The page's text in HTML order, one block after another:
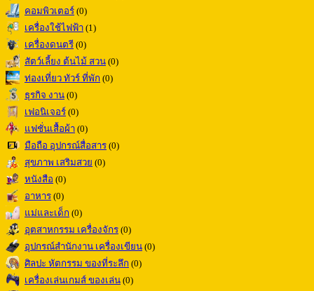
คอมพิวเตอร์ (0)
เครื่องใช้ไฟฟ้า (1)
เครื่องดนตรี (0)
สัตว์เลี้ยง ต้นไม้ สวน (0)
ท่องเที่ยว ทัวร์ ที่พัก (0)
ธุรกิจ งาน (0)
เฟอนิเจอร์ (0)
แฟชั่นเสื้อผ้า (0)
มือถือ อุปกรณ์สื่อสาร (0)
สุขภาพ เสริมสวย (0)
หนังสือ (0)
อาหาร (0)
แม่และเด็ก (0)
อุตสาหกรรม เครื่องจักร (0)
อุปกรณ์สำนักงาน เครื่องเขียน (0)
ศิลปะ หัตกรรม ของที่ระลึก (0)
เครื่องเล่นเกมส์ ของเล่น (0)